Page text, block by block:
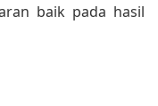
baik pada hasil